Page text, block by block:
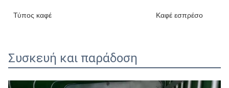
Τύπος καφέ Καφέ εσπρέσο
Συσκευή και παράδοση